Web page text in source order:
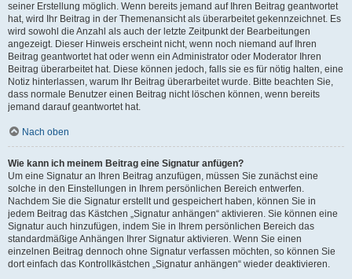
seiner Erstellung möglich. Wenn bereits jemand auf Ihren Beitrag geantwortet
hat, wird Ihr Beitrag in der Themenansicht als überarbeitet gekennzeichnet. Es
wird sowohl die Anzahl als auch der letzte Zeitpunkt der Bearbeitungen
angezeigt. Dieser Hinweis erscheint nicht, wenn noch niemand auf Ihren
Beitrag geantwortet hat oder wenn ein Administrator oder Moderator Ihren
Beitrag überarbeitet hat. Diese können jedoch, falls sie es für nötig halten, eine
Notiz hinterlassen, warum Ihr Beitrag überarbeitet wurde. Bitte beachten Sie,
dass normale Benutzer einen Beitrag nicht löschen können, wenn bereits
jemand darauf geantwortet hat.
Nach oben
Wie kann ich meinem Beitrag eine Signatur anfügen?
Um eine Signatur an Ihren Beitrag anzufügen, müssen Sie zunächst eine
solche in den Einstellungen in Ihrem persönlichen Bereich entwerfen.
Nachdem Sie die Signatur erstellt und gespeichert haben, können Sie in
jedem Beitrag das Kästchen „Signatur anhängen“ aktivieren. Sie können eine
Signatur auch hinzufügen, indem Sie in Ihrem persönlichen Bereich das
standardmäßige Anhängen Ihrer Signatur aktivieren. Wenn Sie einen
einzelnen Beitrag dennoch ohne Signatur verfassen möchten, so können Sie
dort einfach das Kontrollkästchen „Signatur anhängen“ wieder deaktivieren.